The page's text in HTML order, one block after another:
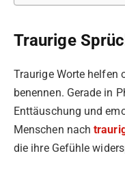
Traurige
Traurige Worte helfen
benennen. Gerade in
Enttäuschung und
Menschen nach
die ihre Gefühle